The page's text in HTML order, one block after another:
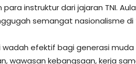
para instruktur dari jajaran TNI.
semangat nasionalisme
wadah efektif bagi generasi
wawasan kebangsaan, kerja